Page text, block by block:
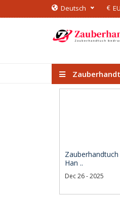
Deutsch €
Han ..
Dec 26 - 2025